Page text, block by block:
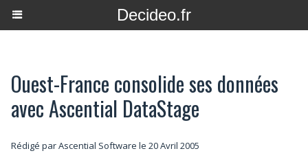
Decideo.fr
Ouest-France consolide ses données
avec Ascential DataStage
Rédigé par Ascential Software le 20 Avril 2005